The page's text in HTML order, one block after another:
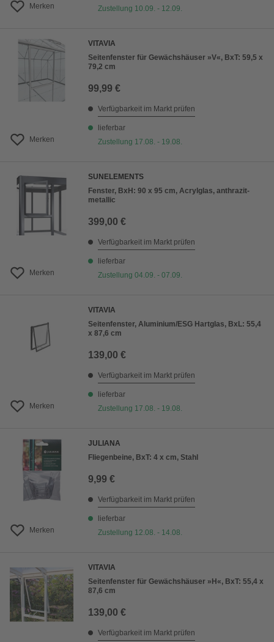
Merken
Zustellung 10.09. - 12.09.
Merken
VITAVIA
Seitenfenster für Gewächshäuser »V«, BxT: 59,5 x
79,2 cm
99,99 €
Verfügbarkeit im Markt prüfen
lieferbar
Zustellung 17.08. - 19.08.
Merken
SUNELEMENTS
Fenster, BxH: 90 x 95 cm, Acrylglas, anthrazit-
metallic
399,00 €
Verfügbarkeit im Markt prüfen
lieferbar
Zustellung 04.09. - 07.09.
Merken
VITAVIA
Seitenfenster, Aluminium/ESG Hartglas, BxL: 55,4
x 87,6 cm
139,00 €
Verfügbarkeit im Markt prüfen
lieferbar
Zustellung 17.08. - 19.08.
Merken
JULIANA
Fliegenbeine, BxT: 4 x cm, Stahl
9,99 €
Verfügbarkeit im Markt prüfen
lieferbar
Zustellung 12.08. - 14.08.
VITAVIA
Seitenfenster für Gewächshäuser »H«, BxT: 55,4 x
87,6 cm
139,00 €
Verfügbarkeit im Markt prüfen